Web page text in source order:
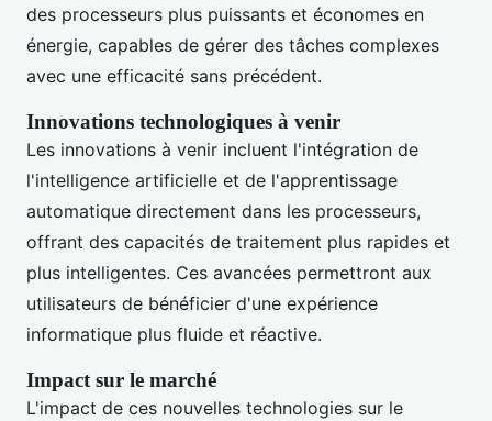
des processeurs plus puissants et économes en
énergie, capables de gérer des tâches complexes
avec une efficacité sans précédent.
Innovations technologiques à venir
Les innovations à venir incluent l'intégration de
l'intelligence artificielle et de l'apprentissage
automatique directement dans les processeurs,
offrant des capacités de traitement plus rapides et
plus intelligentes. Ces avancées permettront aux
utilisateurs de bénéficier d'une expérience
informatique plus fluide et réactive.
Impact sur le marché
L'impact de ces nouvelles technologies sur le